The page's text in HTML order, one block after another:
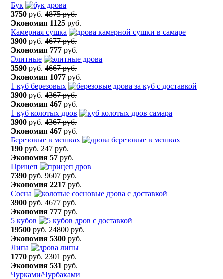
Бук
3750 руб.4875 руб.
Экономия 1125 руб.
Камерная сушка
3900 руб.4677 руб.
Экономия 777 руб.
Элитные
3590 руб.4667 руб.
Экономия 1077 руб.
1 куб березовых
3900 руб.4367 руб.
Экономия 467 руб.
1 куб колотых дров
3900 руб.4367 руб.
Экономия 467 руб.
Березовые в мешках
190 руб.247 руб.
Экономия 57 руб.
Прицеп
7390 руб.9607 руб.
Экономия 2217 руб.
Сосна
3900 руб.4677 руб.
Экономия 777 руб.
5 кубов
19500 руб.24800 руб.
Экономия 5300 руб.
Липа
1770 руб.2301 руб.
Экономия 531 руб.
Чурками/Чурбаками